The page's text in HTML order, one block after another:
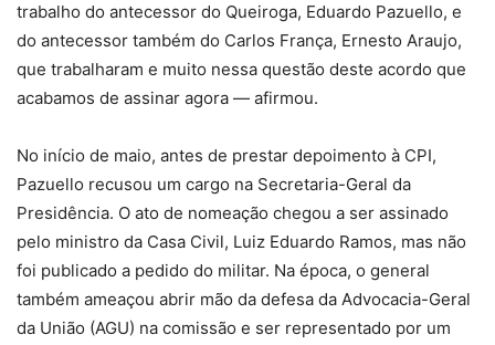
trabalho do antecessor do Queiroga, Eduardo Pazuello, e
do antecessor também do Carlos França, Ernesto Araujo,
que trabalharam e muito nessa questão deste acordo que
acabamos de assinar agora — afirmou.
No início de maio, antes de prestar depoimento à CPI,
Pazuello recusou um cargo na Secretaria-Geral da
Presidência. O ato de nomeação chegou a ser assinado
pelo ministro da Casa Civil, Luiz Eduardo Ramos, mas não
foi publicado a pedido do militar. Na época, o general
também ameaçou abrir mão da defesa da Advocacia-Geral
da União (AGU) na comissão e ser representado por um